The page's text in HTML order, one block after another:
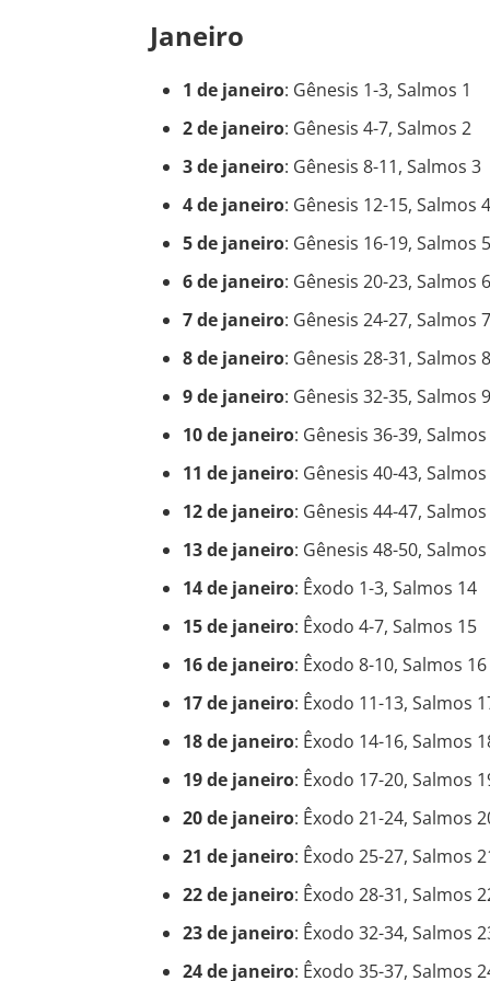
Janeiro
1 de janeiro: Gênesis 1-3, Salmos 1
2 de janeiro: Gênesis 4-7, Salmos 2
3 de janeiro: Gênesis 8-11, Salmos 3
4 de janeiro: Gênesis 12-15, Salmos 4
5 de janeiro: Gênesis 16-19, Salmos 5
6 de janeiro: Gênesis 20-23, Salmos 6
7 de janeiro: Gênesis 24-27, Salmos 7
8 de janeiro: Gênesis 28-31, Salmos 8
9 de janeiro: Gênesis 32-35, Salmos 9
10 de janeiro: Gênesis 36-39,
11 de janeiro: Gênesis 40-43, Salmos
12 de janeiro: Gênesis 44-47,
13 de janeiro: Gênesis 48-50,
14 de janeiro: Êxodo 1-3, Salmos 14
15 de janeiro: Êxodo 4-7, Salmos 15
16 de janeiro: Êxodo 8-10, Salmos 16
17 de janeiro: Êxodo 11-13, Salmos
18 de janeiro: Êxodo 14-16, Salmos
19 de janeiro: Êxodo 17-20, Salmos
20 de janeiro: Êxodo 21-24, Salmos
21 de janeiro: Êxodo 25-27, Salmos
22 de janeiro: Êxodo 28-31, Salmos
23 de janeiro: Êxodo 32-34, Salmos
24 de janeiro: Êxodo 35-37, Salmos